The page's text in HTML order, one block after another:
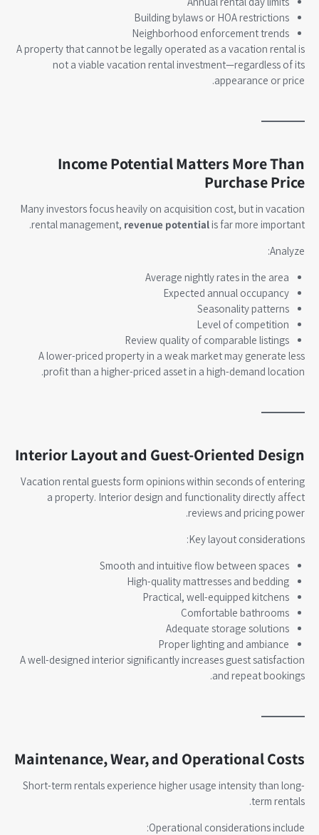
Building bylaws or HOA restrictions
Neighborhood enforcement trends
A property that cannot be legally operated as a vacation rental is
not a viable vacation rental investment—regardless of its
appearance or price.
Income Potential Matters More Than
Purchase Price
Many investors focus heavily on acquisition cost, but in vacation
rental management, revenue potentialis far more important.
Analyze:
Average nightly rates in the area
Expected annual occupancy
Seasonality patterns
Level of competition
Review quality of comparable listings
A lower-priced property in a weak market may generate less
profit than a higher-priced asset in a high-demand location.
Interior Layout and Guest-Oriented Design
Vacation rental guests form opinions within seconds of entering
a property. Interior design and functionality directly affect
reviews and pricing power.
Key layout considerations:
Smooth and intuitive flow between spaces
High-quality mattresses and bedding
Practical, well-equipped kitchens
Comfortable bathrooms
Adequate storage solutions
Proper lighting and ambiance
A well-designed interior significantly increases guest satisfaction
and repeat bookings.
Maintenance, Wear, and Operational Costs
Short-term rentals experience higher usage intensity than long-
term rentals.
Operational considerations include: